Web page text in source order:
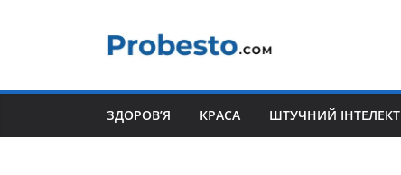
ЗДОРОВ’Я КРАСА ШТУЧНИЙ ІНТЕЛЕКТ